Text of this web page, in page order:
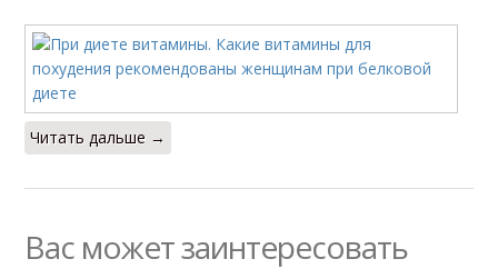
Читать дальше →
Вас может заинтересовать